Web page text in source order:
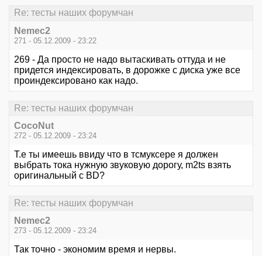
Re: тесты наших форумчан
Nemec2
271 - 05.12.2009 - 23:22
269 - Да просто не надо вытаскивать оттуда и не
придется индексировать, в дорожке с диска уже все
проиндексировано как надо.
Re: тесты наших форумчан
CocoNut
272 - 05.12.2009 - 23:24
Т.е ты имеешь ввиду что в тсмуксере я должен
выбрать тока нужную звуковую дорогу, m2ts взять
оригинальный с BD?
Re: тесты наших форумчан
Nemec2
273 - 05.12.2009 - 23:24
Так точно - экономим время и нервы.